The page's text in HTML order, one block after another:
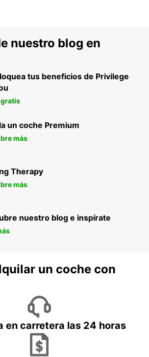
nuestro blog en
tus beneficios de Privilege
gratis
un coche Premium
más
Therapy
más
nuestro blog e inspírate
un coche con
en carretera las 24 horas